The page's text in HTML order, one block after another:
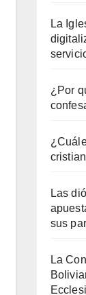
La
¿Por
Las
sus
La